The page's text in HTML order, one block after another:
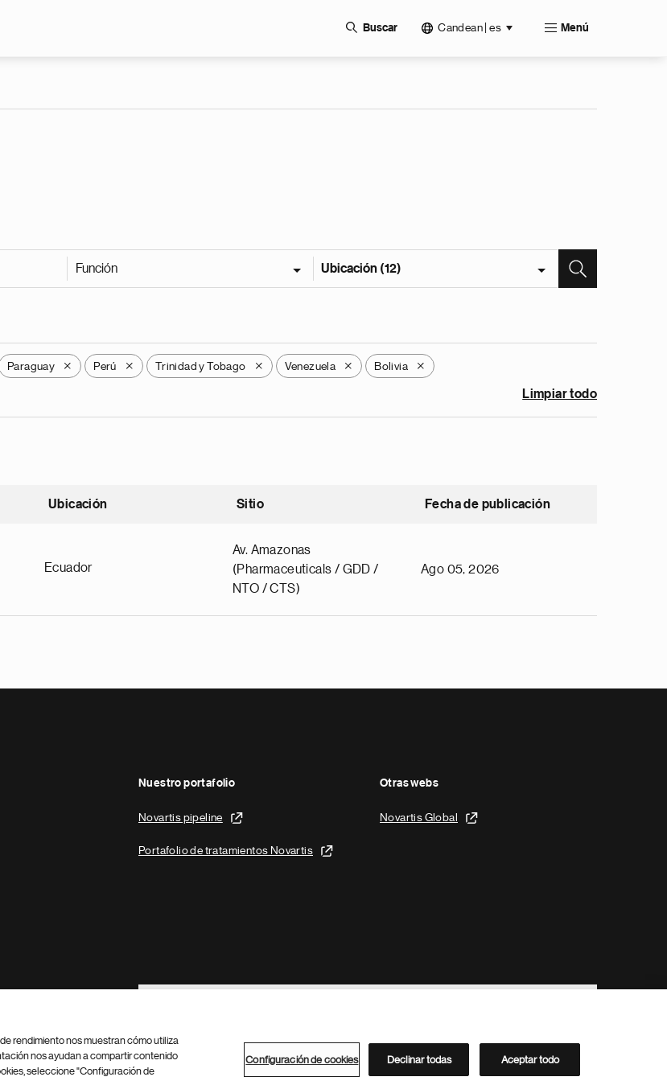
Buscar Candean | es Menú
Función Ubicación (12)
Paraguay X Perú X Trinidad y Tobago X Venezuela X Bolivia X
Limpiar todo
Ubicación Sitio Fecha de publicación
Ecuador
Av. Amazonas
(Pharmaceuticals / GDD /
NTO / CTS)
Ago 05, 2026
Nuestro portafolio
Novartis pipeline
Portafolio de tratamientos Novartis
Otras webs
Novartis Global
Footer Site Search
Directorio de Novartis
rendimiento nos muestran cómo utiliza
nos ayudan a compartir contenido
seleccione "Configuración de
Configuración de cookies Declinar todas Aceptar todo